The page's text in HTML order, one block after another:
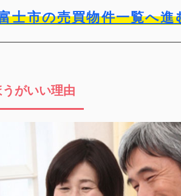
士市の売買物件一覧へ進
がいい理由